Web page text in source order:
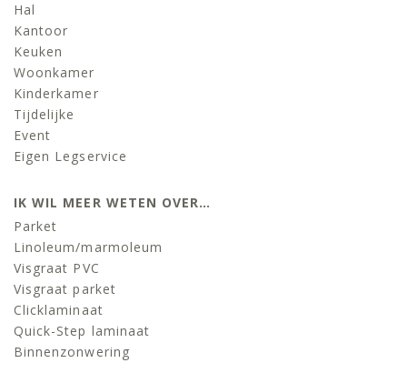
Hal
Kantoor
Keuken
Woonkamer
Kinderkamer
Tijdelijke
Event
Eigen Legservice
IK WIL MEER WETEN OVER…
Parket
Linoleum/marmoleum
Visgraat PVC
Visgraat parket
Clicklaminaat
Quick-Step laminaat
Binnenzonwering